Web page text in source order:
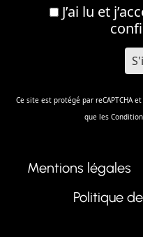
J’ai lu et
Ce site est protégé par reCAPTCHA
que les
Mentions légales
Politique